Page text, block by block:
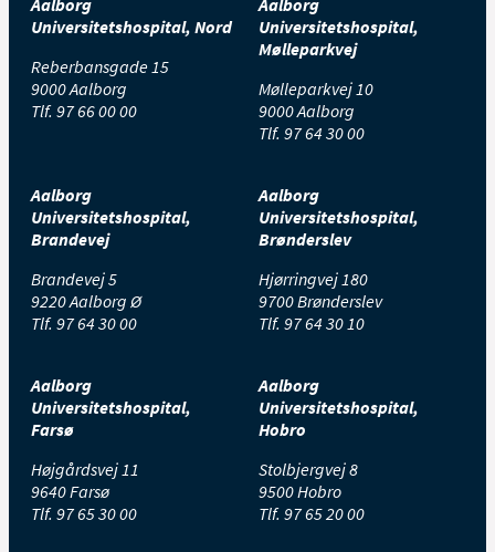
Universitetshospital, Nord
Reberbansgade 15
9000 Aalborg
Tlf. 97 66 00 00
Universitetshospital,
Mølleparkvej
Mølleparkvej 10
9000 Aalborg
Tlf. 97 64 30 00
Aalborg
Universitetshospital,
Brandevej
Brandevej 5
9220 Aalborg Ø
Tlf. 97 64 30 00
Aalborg
Universitetshospital,
Brønderslev
Hjørringvej 180
9700 Brønderslev
Tlf. 97 64 30 10
Aalborg
Universitetshospital,
Farsø
Højgårdsvej 11
9640 Farsø
Tlf. 97 65 30 00
Aalborg
Universitetshospital,
Hobro
Stolbjergvej 8
9500 Hobro
Tlf. 97 65 20 00